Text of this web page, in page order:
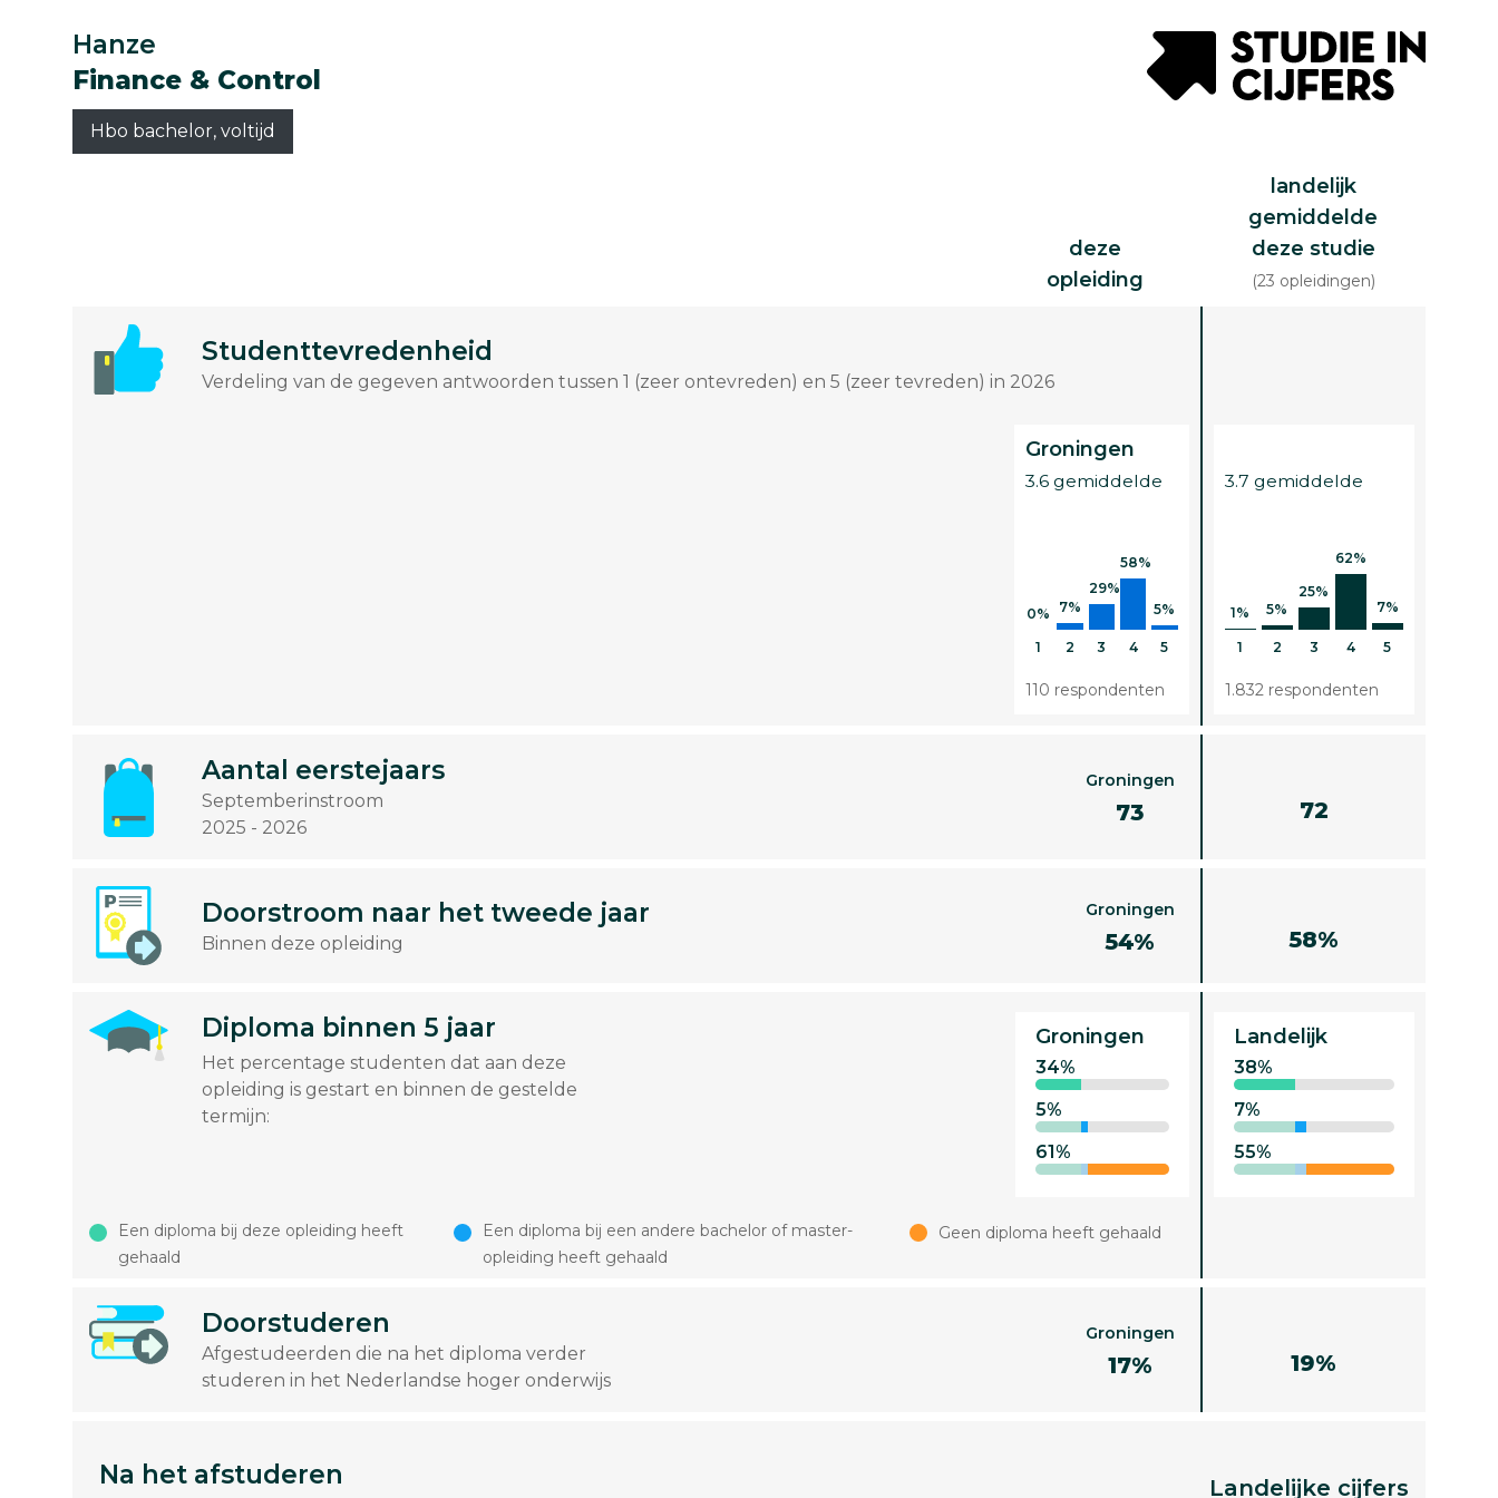
Hanze
Finance & Control
Hbo bachelor, voltijd
deze
opleiding
landelijk
gemiddelde
deze studie
(23 opleidingen)
Studenttevredenheid
Verdeling van de gegeven antwoorden tussen 1 (zeer ontevreden) en 5 (zeer tevreden) in 2026
Groningen
3.6 gemiddelde
0%
1
7%
2
29%
3
58%
4
5%
5
110 respondenten
3.7 gemiddelde
1%
1
5%
2
25%
3
62%
4
7%
5
1.832 respondenten
Aantal eerstejaars
Septemberinstroom
2025 - 2026
Groningen
73 72
Doorstroom naar het tweede jaar
Binnen deze opleiding
Groningen
54% 58%
Diploma binnen 5 jaar
Het percentage studenten dat aan deze
opleiding is gestart en binnen de gestelde
termijn:
Groningen
34%
5%
61%
Landelijk
38%
7%
55%
Een diploma bij deze opleiding heeft
gehaald
Een diploma bij een andere bachelor of master-
opleiding heeft gehaald
Geen diploma heeft gehaald
Doorstuderen
Afgestudeerden die na het diploma verder
studeren in het Nederlandse hoger onderwijs
Groningen
17% 19%
Na het afstuderen Landelijke cijfers